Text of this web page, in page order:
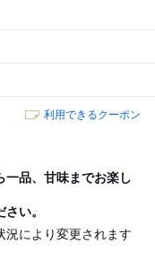
利用できるクーポン
一品、甘味までお楽し
い。
況により変更されます